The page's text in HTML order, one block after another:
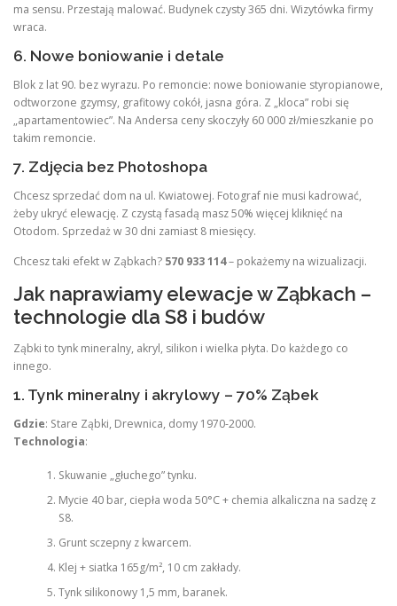
ma sensu. Przestają malować. Budynek czysty 365 dni. Wizytówka firmy
wraca.
6. Nowe boniowanie i detale
Blok z lat 90. bez wyrazu. Po remoncie: nowe boniowanie styropianowe,
odtworzone gzymsy, grafitowy cokół, jasna góra. Z „kloca” robi się
„apartamentowiec”. Na Andersa ceny skoczyły 60 000 zł/mieszkanie po
takim remoncie.
7. Zdjęcia bez Photoshopa
Chcesz sprzedać dom na ul. Kwiatowej. Fotograf nie musi kadrować,
żeby ukryć elewację. Z czystą fasadą masz 50% więcej kliknięć na
Otodom. Sprzedaż w 30 dni zamiast 8 miesięcy.
Chcesz taki efekt w Ząbkach? 570 933 114– pokażemy na wizualizacji.
Jak naprawiamy elewacje w Ząbkach –
technologie dla S8 i budów
Ząbki to tynk mineralny, akryl, silikon i wielka płyta. Do każdego co
innego.
1. Tynk mineralny i akrylowy – 70% Ząbek
Gdzie: Stare Ząbki, Drewnica, domy 1970-2000.
Technologia:
Skuwanie „głuchego” tynku.
Mycie 40 bar, ciepła woda 50°C + chemia alkaliczna na sadzę z
S8.
Grunt sczepny z kwarcem.
Klej + siatka 165g/m², 10 cm zakłady.
Tynk silikonowy 1,5 mm, baranek.